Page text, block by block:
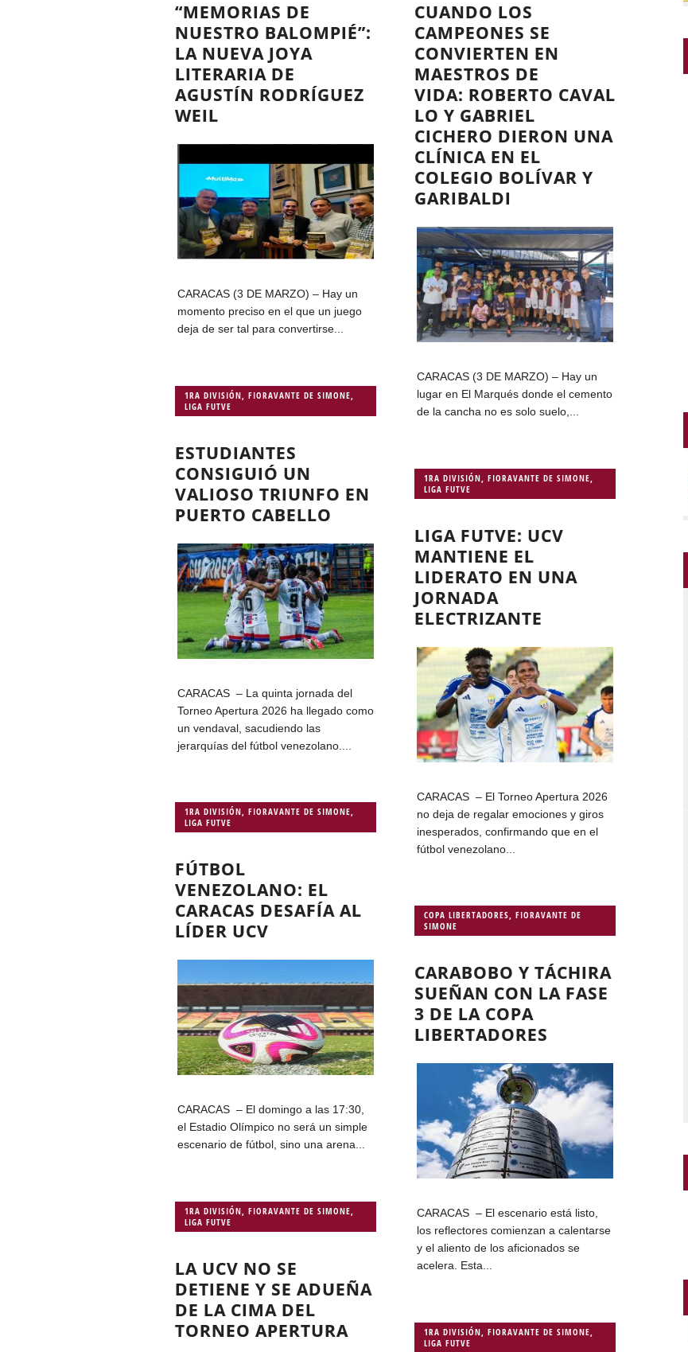
“MEMORIAS DE
NUESTRO BALOMPIÉ”:
LA NUEVA JOYA
LITERARIA DE
AGUSTÍN RODRÍGUEZ
WEIL
CARACAS (3 DE MARZO) – Hay un
momento preciso en el que un juego
deja de ser tal para convertirse...
CUANDO LOS
CAMPEONES SE
CONVIERTEN EN
MAESTROS DE
VIDA: ROBERTO CAVAL
LO Y GABRIEL
CICHERO DIERON UNA
CLÍNICA EN EL
COLEGIO BOLÍVAR Y
GARIBALDI
CARACAS (3 DE MARZO) – Hay un
lugar en El Marqués donde el cemento
de la cancha no es solo suelo,...
1RA DIVISIÓN ,FIORAVANTE DE SIMONE
LIGA FUTVE
ESTUDIANTES
CONSIGUIÓ UN
VALIOSO TRIUNFO EN
PUERTO CABELLO
CARACAS – La quinta jornada del
Torneo Apertura 2026 ha llegado como
un vendaval, sacudiendo las
jerarquías del fútbol venezolano....
1RA DIVISIÓN FIORAVANTE DE SIMONE
LIGA FUTVE
LIGA FUTVE: UCV
MANTIENE EL
LIDERATO EN UNA
JORNADA
ELECTRIZANTE
CARACAS – El Torneo Apertura 2026
no deja de regalar emociones y giros
inesperados, confirmando que en el
fútbol venezolano...
1RA DIVISIÓN,FIORAVANTE DE SIMONE,
LIGA FUTVE
FÚTBOL
VENEZOLANO: EL
CARACAS DESAFÍA AL
LÍDER UCV
CARACAS – El domingo a las 17:30,
el Estadio Olímpico no será un simple
escenario de fútbol, sino una arena...
COPA LIBERTADORES, FIORAVANTE DE
SIMONE
CARABOBO Y TÁCHIRA
SUEÑAN CON LA FASE
3 DE LA COPA
LIBERTADORES
CARACAS – El escenario está listo,
los reflectores comienzan a calentarse
y el aliento de los aficionados se
acelera. Esta...
1RA DIVISIÓN ,FIORAVANTE DE SIMONE
LIGA FUTVE
LA UCV NO SE
DETIENE Y SE ADUEÑA
DE LA CIMA DEL
TORNEO APERTURA
1RA DIVISIÓN FIORAVANTE DE SIMONE
LIGA FUTVE